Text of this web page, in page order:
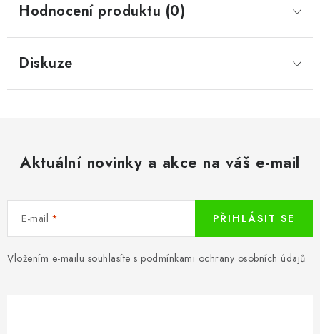
Hodnocení produktu (0)
Diskuze
Aktuální novinky a akce na váš e-mail
E-mail
Vložením e-mailu souhlasíte s podmínkami ochrany osobních údajů
PŘIHLÁSIT SE